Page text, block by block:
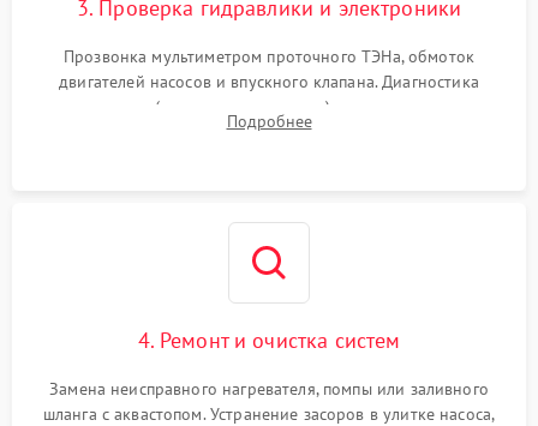
3. Проверка гидравлики и электроники
Прозвонка мультиметром проточного ТЭНа, обмоток
двигателей насосов и впускного клапана. Диагностика
прессостата (датчика уровня воды), датчика мутности,
концевика дверцы и электронного модуля управления.
Подробнее
4. Ремонт и очистка систем
Замена неисправного нагревателя, помпы или заливного
шланга с аквастопом. Устранение засоров в улитке насоса,